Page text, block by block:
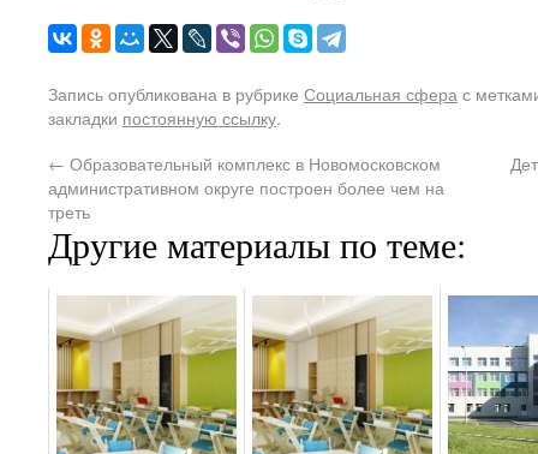
Запись опубликована в рубрике Социальная сфера с
закладки постоянную ссылку.
← Образовательный комплекс в Новомосковском
административном округе построен более чем на
треть
Другие материалы по теме: